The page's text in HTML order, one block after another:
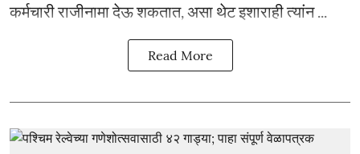
कर्मचारी राजीनामा देऊ शकतात, असा थेट इशाराही त्यांन ...
Read More